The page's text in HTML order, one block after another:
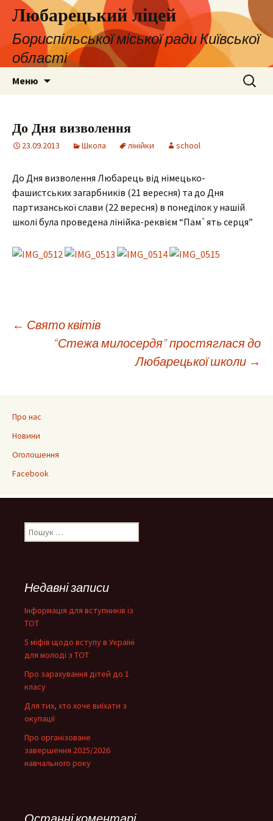
Любарецький ліцей
Бориспільської міської ради Київської
області
Меню Пошук:
До Дня визволення
23.09.2013 Школа лінійки school
До Дня визволення Любарець від німецько-
фашистських загарбників (21 вересня) та до Дня
партизанської слави (22 вересня) в понеділок у нашій
школі була проведена лінійка-реквієм “Пам`ять серця”
Навігація
запису
← Свято квітів
“Стежа милосердя” простяглася до
Любарецької школи →
Про нас
Новини
Оголошення
Facebook
Пошук:
Недавні записи
Інформація для вступників із
ТОТ
5 міфів щодо вступу в Україні
для молоді з ТОТ
Про зарахування дітей до 1
класу
Для тих, хто хоче виїхати з
окупації
Про організоване
завершення 2025/2026
навчального року